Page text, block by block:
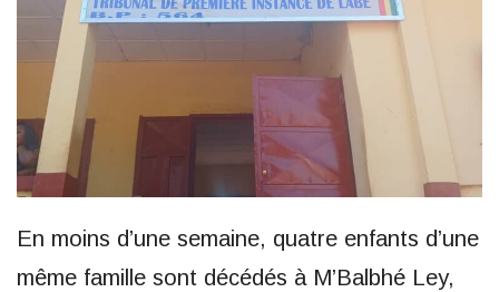
En moins d’une semaine, quatre enfants d’une
même famille sont décédés à M’Balbhé Ley,